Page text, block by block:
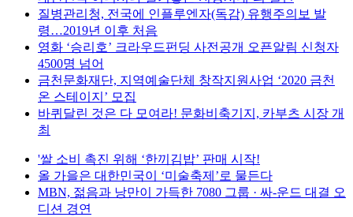
질병관리청, 전국에 인플루엔자(독감) 유행주의보 발
령…2019년 이후 처음
영화 ‘승리호’ 크라우드펀딩 사전공개 오픈알림 신청자
4500명 넘어
금천문화재단, 지역예술단체 창작지원사업 ‘2020 금천
온 스테이지’ 모집
바퀴달린 것은 다 모여라! 문화비축기지, 카부츠 시장 개
최
'쌀 소비 촉진 위해 ‘한끼김밥’ 판매 시작!
올 가을은 대한민국이 ‘미술축제’로 물든다
MBN, 젊음과 낭만이 가득한 7080 그룹 · 싸-운드 대결 오
디션 경연